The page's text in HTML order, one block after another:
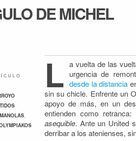
DE MICHEL
L a vuelta de las
urgencia de
desde la distancia
sin su chicle. Enfrente un
apoyo de más, en un
entienden como retranca:
asequible. Ante un United
derribar a los atenienses,
MANOLAS,